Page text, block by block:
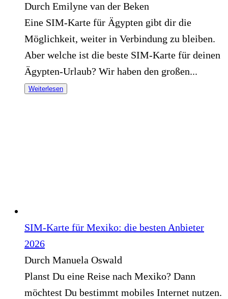
Durch Emilyne van der Beken
Eine SIM-Karte für Ägypten gibt dir die
Möglichkeit, weiter in Verbindung zu bleiben.
Aber welche ist die beste SIM-Karte für deinen
Ägypten-Urlaub? Wir haben den großen...
Weiterlesen
SIM-Karte für Mexiko: die besten Anbieter
2026
Durch Manuela Oswald
Planst Du eine Reise nach Mexiko? Dann
möchtest Du bestimmt mobiles Internet nutzen.